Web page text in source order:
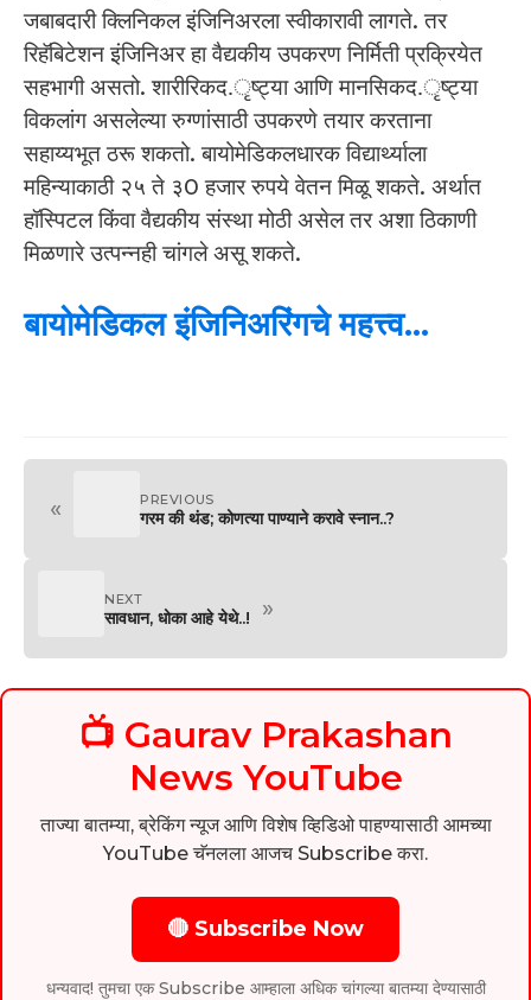
जबाबदारी क्लिनिकल इंजिनिअरला स्वीकारावी लागते. तर
रिहॅबिटेशन इंजिनिअर हा वैद्यकीय उपकरण निर्मिती प्रक्रियेत
सहभागी असतो. शारीरिकद.ृष्ट्या आणि मानसिकद.ृष्ट्या
विकलांग असलेल्या रुग्णांसाठी उपकरणे तयार करताना
सहाय्यभूत ठरू शकतो. बायोमेडिकलधारक विद्यार्थ्याला
महिन्याकाठी २५ ते ३0 हजार रुपये वेतन मिळू शकते. अर्थात
हॉस्पिटल किंवा वैद्यकीय संस्था मोठी असेल तर अशा ठिकाणी
मिळणारे उत्पन्नही चांगले असू शकते.
बायोमेडिकल इंजिनिअरिंगचे महत्त्व…
« PREVIOUS
गरम की थंड; कोणत्या पाण्याने करावे स्नान..?
NEXT
सावधान, धोका आहे येथे..! »
📺 Gaurav Prakashan
News YouTube
ताज्या बातम्या, ब्रेकिंग न्यूज आणि विशेष व्हिडिओ पाहण्यासाठी आमच्या
YouTube चॅनलला आजच Subscribe करा.
🔴 Subscribe Now
धन्यवाद! तुमचा एक Subscribe आम्हाला अधिक चांगल्या बातम्या देण्यासाठी